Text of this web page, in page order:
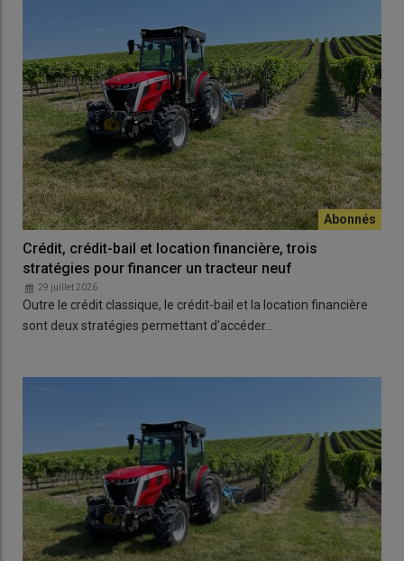
Crédit, crédit-bail et location financière, trois
stratégies pour financer un tracteur neuf
29 juillet 2026
Outre le crédit classique, le crédit-bail et la location financière
sont deux stratégies permettant d’accéder…